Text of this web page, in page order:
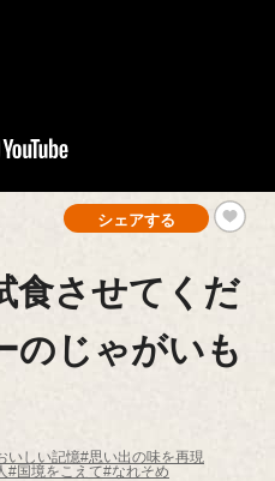
シェアする
食させてくだ
のじゃがいも
いしい記憶#思い出の味を再現
#国境をこえて#なれそめ